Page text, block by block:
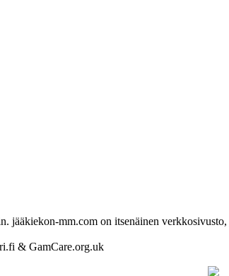
jääkiekon-mm.com on itsenäinen
& GamCare.org.uk